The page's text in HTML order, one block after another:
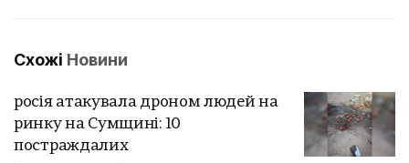
Схожі Новини
росія атакувала дроном людей на
ринку на Сумщині: 10
постраждалих